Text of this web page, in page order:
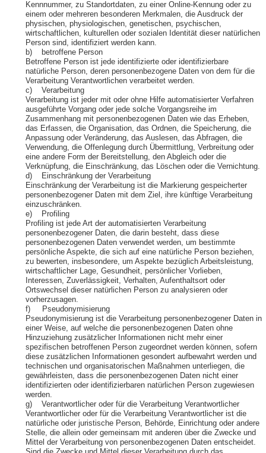
Kennnummer, zu Standortdaten, zu einer Online-Kennung oder zu
einem oder mehreren besonderen Merkmalen, die Ausdruck der
physischen, physiologischen, genetischen, psychischen,
wirtschaftlichen, kulturellen oder sozialen Identität dieser natürlichen
Person sind, identifiziert werden kann.
b) betroffene Person
Betroffene Person ist jede identifizierte oder identifizierbare
natürliche Person, deren personenbezogene Daten von dem für die
Verarbeitung Verantwortlichen verarbeitet werden.
c) Verarbeitung
Verarbeitung ist jeder mit oder ohne Hilfe automatisierter Verfahren
ausgeführte Vorgang oder jede solche Vorgangsreihe im
Zusammenhang mit personenbezogenen Daten wie das Erheben,
das Erfassen, die Organisation, das Ordnen, die Speicherung, die
Anpassung oder Veränderung, das Auslesen, das Abfragen, die
Verwendung, die Offenlegung durch Übermittlung, Verbreitung oder
eine andere Form der Bereitstellung, den Abgleich oder die
Verknüpfung, die Einschränkung, das Löschen oder die Vernichtung.
d) Einschränkung der Verarbeitung
Einschränkung der Verarbeitung ist die Markierung gespeicherter
personenbezogener Daten mit dem Ziel, ihre künftige Verarbeitung
einzuschränken.
e) Profiling
Profiling ist jede Art der automatisierten Verarbeitung
personenbezogener Daten, die darin besteht, dass diese
personenbezogenen Daten verwendet werden, um bestimmte
persönliche Aspekte, die sich auf eine natürliche Person beziehen,
zu bewerten, insbesondere, um Aspekte bezüglich Arbeitsleistung,
wirtschaftlicher Lage, Gesundheit, persönlicher Vorlieben,
Interessen, Zuverlässigkeit, Verhalten, Aufenthaltsort oder
Ortswechsel dieser natürlichen Person zu analysieren oder
vorherzusagen.
f) Pseudonymisierung
Pseudonymisierung ist die Verarbeitung personenbezogener Daten in
einer Weise, auf welche die personenbezogenen Daten ohne
Hinzuziehung zusätzlicher Informationen nicht mehr einer
spezifischen betroffenen Person zugeordnet werden können, sofern
diese zusätzlichen Informationen gesondert aufbewahrt werden und
technischen und organisatorischen Maßnahmen unterliegen, die
gewährleisten, dass die personenbezogenen Daten nicht einer
identifizierten oder identifizierbaren natürlichen Person zugewiesen
werden.
g) Verantwortlicher oder für die Verarbeitung Verantwortlicher
Verantwortlicher oder für die Verarbeitung Verantwortlicher ist die
natürliche oder juristische Person, Behörde, Einrichtung oder andere
Stelle, die allein oder gemeinsam mit anderen über die Zwecke und
Mittel der Verarbeitung von personenbezogenen Daten entscheidet.